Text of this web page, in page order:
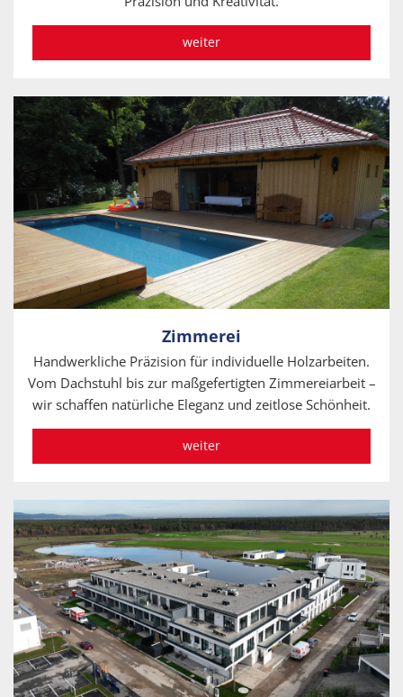
weiter
Zimmerei
Handwerkliche Präzision für individuelle Holzarbeiten.
Vom Dachstuhl bis zur maßgefertigten Zimmereiarbeit –
wir schaffen natürliche Eleganz und zeitlose Schönheit.
weiter